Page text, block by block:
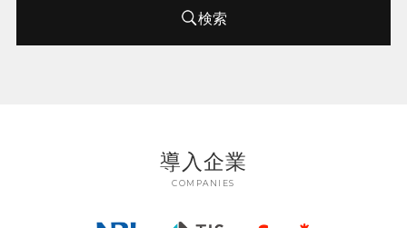
検索
導入企業
COMPANIES